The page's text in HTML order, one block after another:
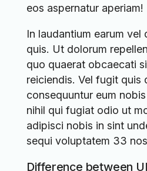
eos aspernatur aperiam!
In laudantium earum vel
quis. Ut dolorum
quo quaerat obcaecati
reiciendis. Vel fugit quis
consequuntur eum
nihil qui fugiat odio ut
adipisci nobis in sint
sequi voluptatem 33
Difference between